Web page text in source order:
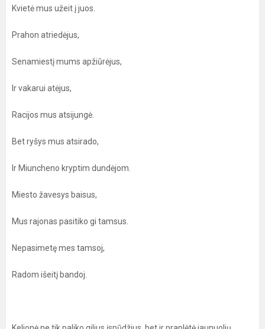
Kvietė mus užeit į juos.
Prahon atriedėjus,
Senamiestį mums apžiūrėjus,
Ir vakarui atėjus,
Racijos mus atsijungė.
Bet ryšys mus atsirado,
Ir Miuncheno kryptim dundėjom.
Miesto žavesys baisus,
Mus rajonas pasitiko gi tamsus.
Nepasimetę mes tamsoj,
Radom išeitį bandoj.